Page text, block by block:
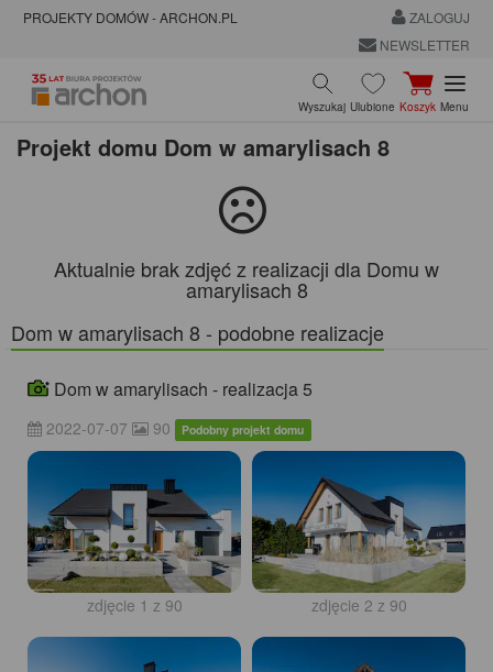
PROJEKTY DOMÓW - ARCHON.PL
ZALOGUJ
NEWSLETTER
Wyszukaj Ulubione Koszyk Menu
Projekt domu Dom w amarylisach 8
Aktualnie brak zdjęć z realizacji dla Domu w
amarylisach 8
Dom w amarylisach 8 - podobne realizacje
Dom w amarylisach - realizacja 5
2022-07-07 90 Podobny projekt domu
zdjęcie 1 z 90 zdjęcie 2 z 90